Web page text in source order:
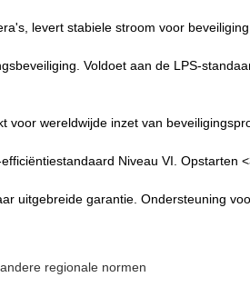
levert stabiele stroom voor
Voldoet aan de LPS-
voor wereldwijde inzet van
Niveau VI. Opstarten
uitgebreide garantie. Ondersteuning
regionale normen